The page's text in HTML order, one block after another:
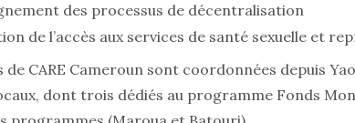
des processus de décentralisation
de l’accès aux services de santé sexuelle et
de CARE Cameroun sont coordonnées depuis
dont trois dédiés au programme Fonds